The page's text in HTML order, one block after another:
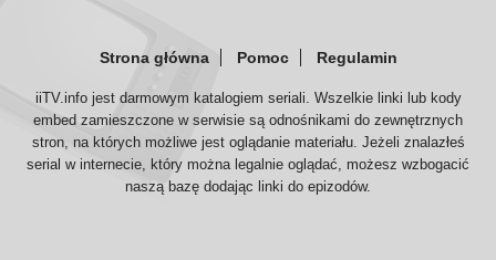
Strona główna Pomoc Regulamin
iiTV.info jest darmowym katalogiem seriali. Wszelkie linki lub kody
embed zamieszczone w serwisie są odnośnikami do zewnętrznych
stron, na których możliwe jest oglądanie materiału. Jeżeli znalazłeś
serial w internecie, który można legalnie oglądać, możesz wzbogacić
naszą bazę dodając linki do epizodów.